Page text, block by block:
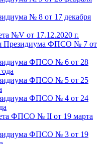
№ 8 от 17 декабря
№V от 17.12.2020 г.
Президиума ФПСО № 7 от
ФПСО № 6 от 28
ФПСО № 5 от 25
ФПСО № 4 от 24
ФПСО № II от 19 марта
ФПСО № 3 от 19